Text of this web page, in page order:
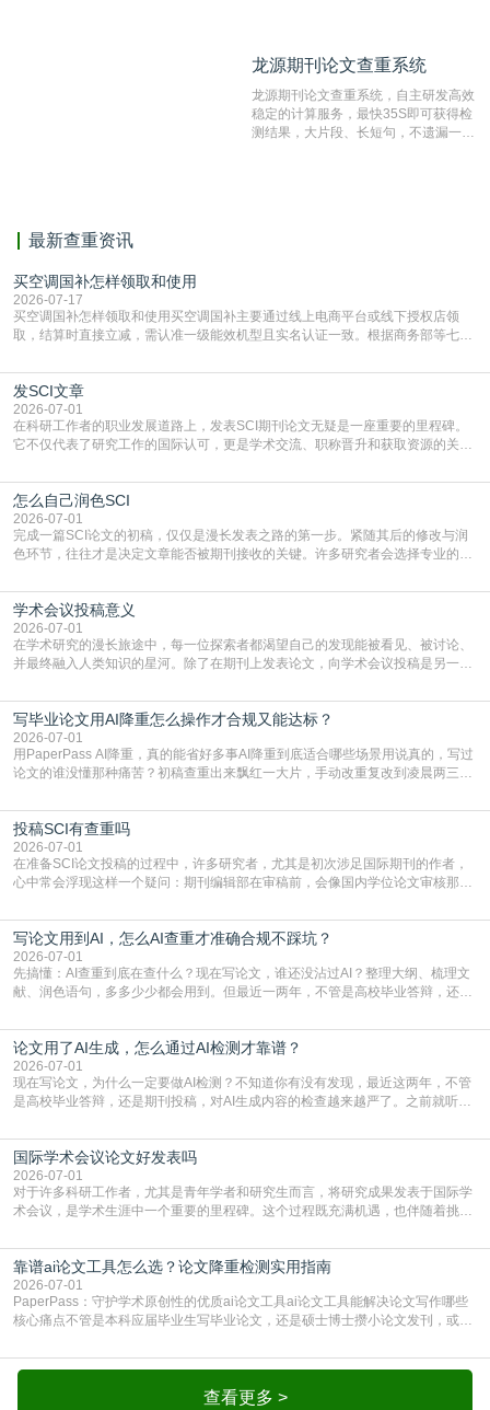
编辑部检测来稿和已发表的文献,检测
测时注意填写第一作者,才能排除已发
表文献复制比。（限制字符数1万）
龙源期刊论文查重系统
龙源期刊论文查重系统，自主研发高效
稳定的计算服务，最快35S即可获得检
测结果，大片段、长短句，不遗漏一处
最新查重资讯
买空调国补怎样领取和使用
2026-07-17
买空调国补怎样领取和使用买空调国补主要通过线上电商平台或线下授权店领
取，结算时直接立减‌，需认准一级能效机型且实名认证一致。根据商务部等七部
能领到补贴首选‌京东APP‌搜索专属口令(如【家电补贴1637】、【国补立省
4949】等，口令会随活动更新，以页面显示为准)进入补贴专场。淘宝/天猫也可
复制粘贴【8$FKFGgJq
发SCI文章
2026-07-01
在科研工作者的职业发展道路上，发表SCI期刊论文无疑是一座重要的里程碑。
它不仅代表了研究工作的国际认可，更是学术交流、职称晋升和获取资源的关键
战与困惑。从选题立意到投稿回应，每一步都需要精心的策略与扎实的工作。本
篇AEIC学术交流中心小编就为大家介绍“发SCI文章”。一、精准定位是成功的第
一步发表SCI文章，首要解决的问题是“投
怎么自己润色SCI
2026-07-01
完成一篇SCI论文的初稿，仅仅是漫长发表之路的第一步。紧随其后的修改与润
色环节，往往才是决定文章能否被期刊接收的关键。许多研究者会选择专业的语
质量，更能在此过程中深化对学术写作的理解。如何系统、高效地打磨自己的论
文，使其在语言和学术表达上更符合国际期刊的要求，是每位研究者值得投入学
习的技能。本篇AEIC学术交流中心小编就为大家介
学术会议投稿意义
2026-07-01
在学术研究的漫长旅途中，每一位探索者都渴望自己的发现能被看见、被讨论、
并最终融入人类知识的星河。除了在期刊上发表论文，向学术会议投稿是另一个
广阔学术天地的大门，连接着个体研究与社会网络。本篇AEIC学术交流中心小编
就为大家介绍“学术会议投稿意义”。一、加速研究成果的传播与反馈学术会议通
常具有周期短、时效性强的特点。相比期刊漫长的
写毕业论文用AI降重怎么操作才合规又能达标？
2026-07-01
用PaperPass AI降重，真的能省好多事AI降重到底适合哪些场景用说真的，写过
论文的谁没懂那种痛苦？初稿查重出来飘红一大片，手动改重复改到凌晨两三
到秃头。这时候靠谱的AI降重真的就是救命稻草，选对工具，半天就能搞定你两
三天都做不完的事。不是所有人都需要用AI降重，但如果你符合下面这些场景，
真的可以试试：初稿写完重复率远超要
投稿SCI有查重吗
2026-07-01
在准备SCI论文投稿的过程中，许多研究者，尤其是初次涉足国际期刊的作者，
心中常会浮现这样一个疑问：期刊编辑部在审稿前，会像国内学位论文审核那
论文的初审通过率。实际上，SCI期刊对重复内容的审查是严谨投稿流程中不可
或缺的一环。本篇AEIC学术交流中心小编就为大家介绍“投稿SCI有查重吗”。
一、查重是标准流程答案是明确的：绝大多数S
写论文用到AI，怎么AI查重才准确合规不踩坑？
2026-07-01
先搞懂：AI查重到底在查什么？现在写论文，谁还没沾过AI？整理大纲、梳理文
献、润色语句，多多少少都会用到。但最近一两年，不管是高校毕业答辩，还是
须加做AI查重。很多人分不清，AI查重和普通查重到底有啥区别？这里说透：普
通查重查的是你的文字和已公开文献的重复比例，防的是抄袭；AI查重查的是你
的内容里，有多少是AI生成的，防的是过
论文用了AI生成，怎么通过AI检测才靠谱？
2026-07-01
现在写论文，为什么一定要做AI检测？不知道你有没有发现，最近这两年，不管
是高校毕业答辩，还是期刊投稿，对AI生成内容的检查越来越严了。之前就听身
要求修改，还差点被判定学术不规范，真的太冤了。现在国内多数高校和核心期
刊，都已经明确出台了相关规定：如果使用AI生成内容辅助写作，必须明确标
注，未标注的AI生成内容会被认定为不符合学
国际学术会议论文好发表吗
2026-07-01
对于许多科研工作者，尤其是青年学者和研究生而言，将研究成果发表于国际学
术会议，是学术生涯中一个重要的里程碑。这个过程既充满机遇，也伴随着挑
疑问：国际学术会议论文到底好不好发表？其价值和难度究竟如何衡量。本篇
AEIC学术交流中心小编就为大家介绍“国际学术会议论文好发表吗”。一、会议论
文发表的相对优势与期刊论文相比，国际会议论文的发
靠谱ai论文工具怎么选？论文降重检测实用指南
2026-07-01
PaperPass：守护学术原创性的优质ai论文工具ai论文工具能解决论文写作哪些
核心痛点不管是本科应届毕业生写毕业论文，还是硕士博士攒小论文发刊，或是
自己逐句读逐句改，熬好几个大夜不说，还经常改不到点上，交上去才发现重复
率超标，再返工太折腾。现在有了成熟的ai论文工具，这些痛点基本都能高效解
决。靠谱的ai论文工具，不止能帮你梳查看更多 >